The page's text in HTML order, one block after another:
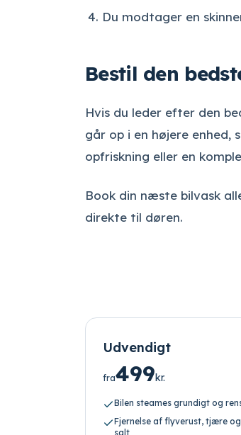
Du modtager en
Bestil den
Hvis du leder efter den
går op i en højere enhed,
opfriskning eller en
Book din næste bilvask
direkte til døren.
Udvendigt
fra499kr.
Bilen steames grundigt og
Fjernelse af flyverust, tjære og
salt